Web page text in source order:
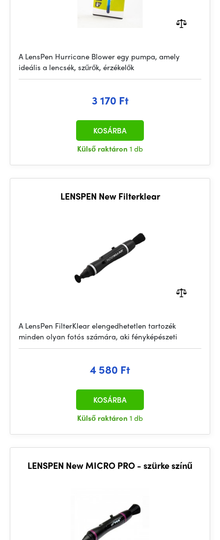
A LensPen Hurricane Blower egy pumpa, amely
ideális a lencsék, szűrők, érzékelők
3 170 Ft
Külső raktáron 1 db
KOSÁRBA
LENSPEN New Filterklear
A LensPen FilterKlear elengedhetetlen tartozék
minden olyan fotós számára, aki fényképészeti
4 580 Ft
Külső raktáron 1 db
KOSÁRBA
LENSPEN New MICRO PRO - szürke színű